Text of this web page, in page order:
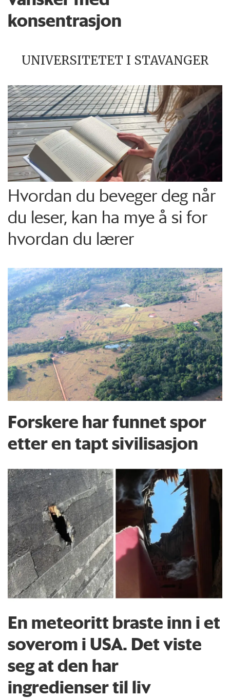
konsentrasjon
UNIVERSITETET I STAVANGER
Hvordan du beveger deg når
du leser, kan ha mye å si for
hvordan du lærer
Forskere har funnet spor
etter en tapt sivilisasjon
En meteoritt braste inn i et
soverom i USA. Det viste
seg at den har
ingredienser til liv